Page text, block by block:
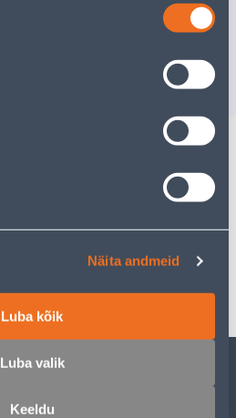
Näita andmeid
Luba kõik
Luba valik
Keeldu
50MM
KUMM
10 .00 €
sisselogitud